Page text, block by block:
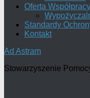
Oferta Współpracy
Standardy
Kontakt
Ad Astram
Stowarzyszenie